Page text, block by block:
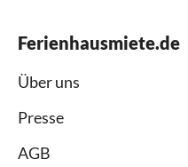
Ferienhausmiete.de
Über uns
Presse
AGB